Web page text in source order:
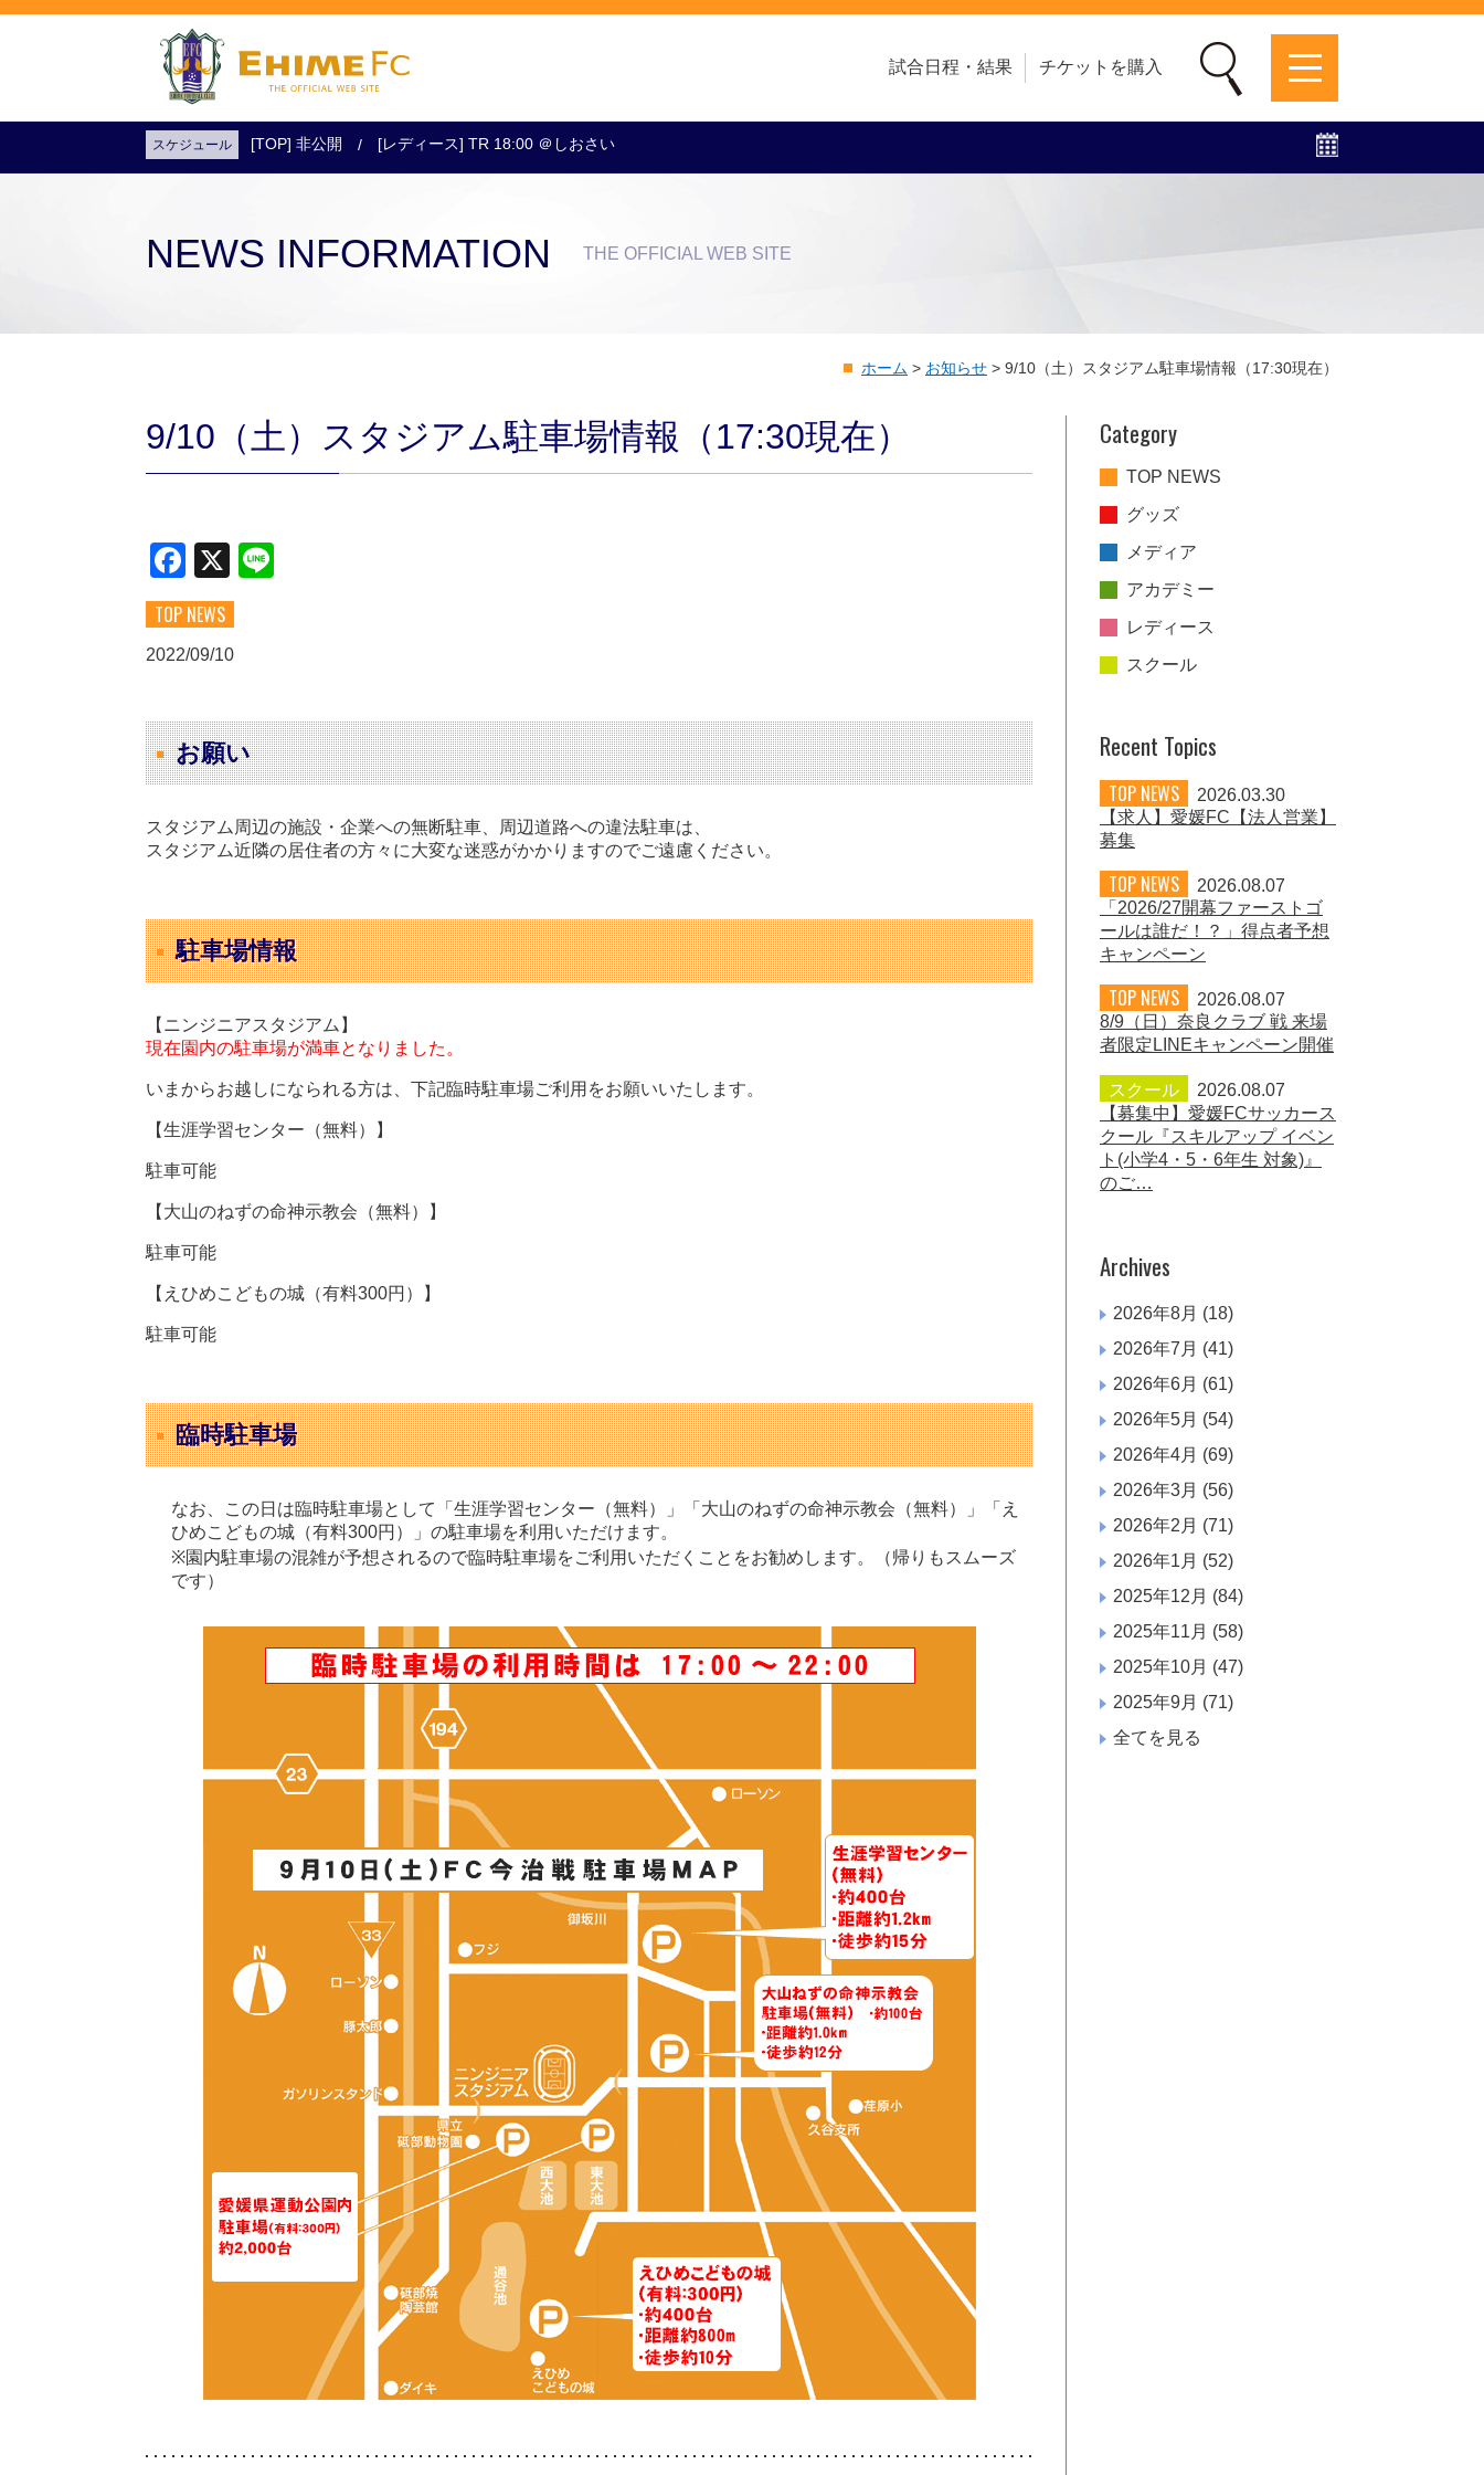
試合日程・結果 チケットを購入
試合日程・結果 アクセス クラブ・会社情報
スケジュール [TOP] 非公開 [レディース] TR 18:00 ＠しおさい
NEWS INFORMATION THE OFFICIAL WEB SITE
ホーム > お知らせ > 9/10（土）スタジアム駐車場情報（17:30現在）
9/10（土）スタジアム駐車場情報（17:30現在）
Facebook
X
TOP NEWS
2022/09/10
お願い
スタジアム周辺の施設・企業への無断駐車、周辺道路への違法駐車は、
スタジアム近隣の居住者の方々に大変な迷惑がかかりますのでご遠慮ください。
駐車場情報
【ニンジニアスタジアム】
現在園内の駐車場が満車となりました。
いまからお越しになられる方は、下記臨時駐車場ご利用をお願いいたします。
【生涯学習センター（無料）】
駐車可能
【大山のねずの命神示教会（無料）】
駐車可能
【えひめこどもの城（有料300円）】
駐車可能
臨時駐車場
なお、この日は臨時駐車場として「生涯学習センター（無料）」「大山のねずの命神示教会（無料）」「え
ひめこどもの城（有料300円）」の駐車場を利用いただけます。
※園内駐車場の混雑が予想されるので臨時駐車場をご利用いただくことをお勧めします。（帰りもスムーズ
です）
Category
TOP NEWS
グッズ
メディア
アカデミー
レディース
スクール
Recent Topics
TOP NEWS
2026.03.30
【求人】愛媛FC【法人営業】
募集
TOP NEWS
2026.08.07
「2026/27開幕ファーストゴ
ールは誰だ！？」得点者予想
キャンペーン
TOP NEWS
2026.08.07
8/9（日）奈良クラブ 戦 来場
者限定LINEキャンペーン開催
スクール
2026.08.07
【募集中】愛媛FCサッカース
クール『スキルアップ イベン
ト(小学4・5・6年生 対象)』
のご…
Archives
2026年8月 (18)
2026年7月 (41)
2026年6月 (61)
2026年5月 (54)
2026年4月 (69)
2026年3月 (56)
2026年2月 (71)
2026年1月 (52)
2025年12月 (84)
2025年11月 (58)
2025年10月 (47)
2025年9月 (71)
全てを見る